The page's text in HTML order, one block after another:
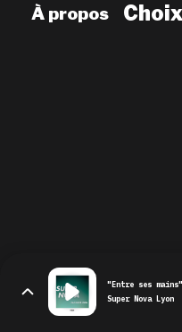
À propos
"Entre ses
Super Nova Lyon